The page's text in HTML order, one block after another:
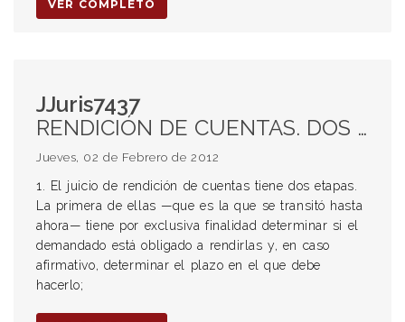
VER COMPLETO
JJuris7437
RENDICIÓN DE CUENTAS. DOS ETAPAS. EXCESO EN LA FINALIDAD DEL PRIMER TRAMO DEL JUICIO. DOMICILIO. NOTIFICACIÓN EN EL DOMICILIO DENUNCIADO Y EN EL QUE EL ACTOR CONSIDERÓ QUE PODÍA SER EL LUGAR SE RESIDENCIA ACTUAL. INCUMPLIMIENTO DEL DEBER DE COLABORACIÓN DEL DEMANDADO. ART 1197 CC. FALTA DE COMUNICACIÓN DEL LUGAR DONDE PODÍA RECLAMARSE EL CUMPLIMIENTO DE LAS OBLIGACIONES. DEMANDADO DEBIDAMENTE EMPLAZADO.
Jueves, 02 de Febrero de 2012
1. El juicio de rendición de cuentas tiene dos etapas.
La primera de ellas —que es la que se transitó hasta
ahora— tiene por exclusiva finalidad determinar si el
demandado está obligado a rendirlas y, en caso
afirmativo, determinar el plazo en el que debe
hacerlo;